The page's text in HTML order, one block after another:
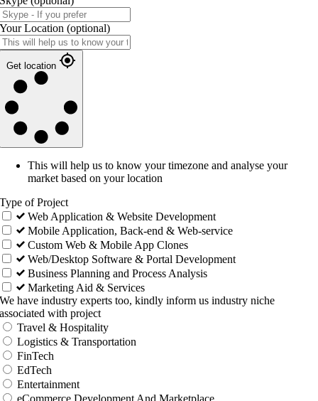
Your Location (optional)
Get location
This will help us to know your timezone and analyse your
market based on your location
Type of Project
Web Application & Website Development
Mobile Application, Back-end & Web-service
Custom Web & Mobile App Clones
Web/Desktop Software & Portal Development
Business Planning and Process Analysis
Marketing Aid & Services
We have industry experts too, kindly inform us industry niche
associated with project
Travel & Hospitality
Logistics & Transportation
FinTech
EdTech
Entertainment